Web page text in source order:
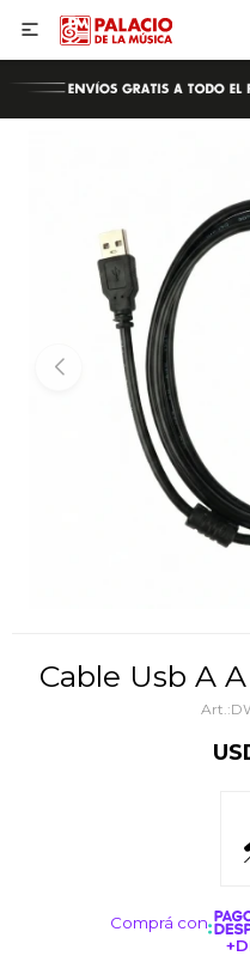

Cable Usb A
Comprá con